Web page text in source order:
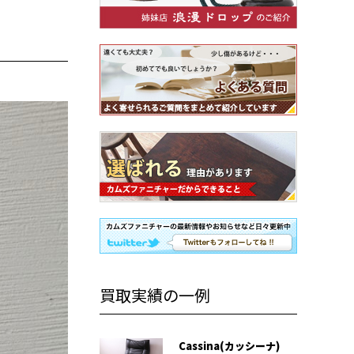
買取実績の一例
Cassina(カッシーナ)